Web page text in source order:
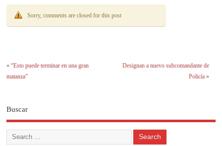
Sorry, comments are closed for this post
«“Esto puede terminar en una gran
matanza”
Designan a nuevo subcomandante de
Policía»
Buscar